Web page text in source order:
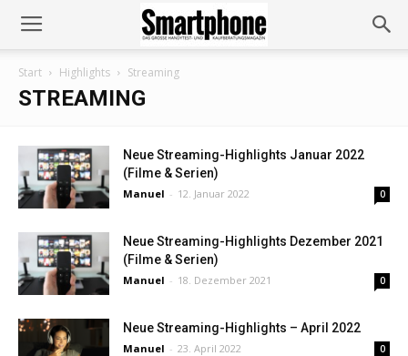
Start Highlights Streaming
STREAMING
Neue Streaming-Highlights Januar 2022
(Filme & Serien)
Manuel - 12. Januar 2022 0
Neue Streaming-Highlights Dezember 2021
(Filme & Serien)
Manuel - 18. Dezember 2021 0
Neue Streaming-Highlights – April 2022
Manuel - 23. April 2022 0